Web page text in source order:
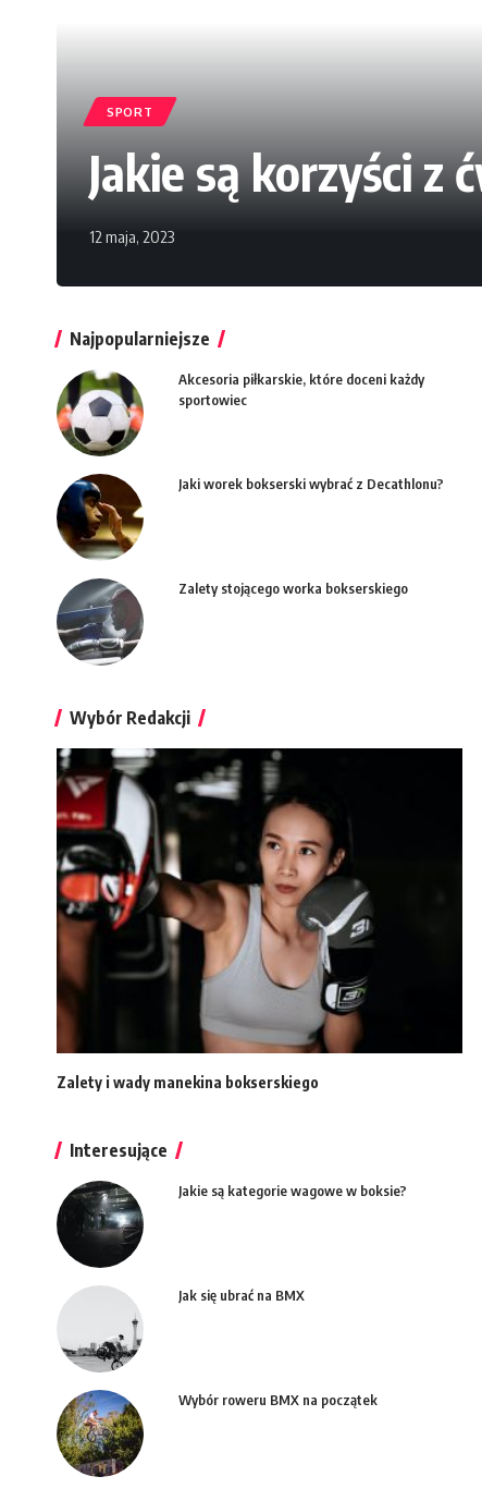
SPORT
Jakie są korzyści z
12 maja, 2023
Najpopularniejsze
Akcesoria piłkarskie, które doceni każdy
sportowiec
Jaki worek bokserski wybrać z Decathlonu?
Zalety stojącego worka bokserskiego
Wybór Redakcji
Zalety i wady manekina bokserskiego
Interesujące
Jakie są kategorie wagowe w boksie?
Jak się ubrać na BMX
Wybór roweru BMX na początek